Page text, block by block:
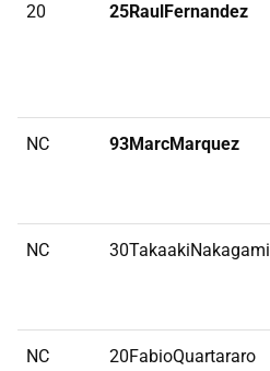
20 25RaulFernandez
NC 93MarcMarquez
NC 30TakaakiNakagami
NC 20FabioQuartararo